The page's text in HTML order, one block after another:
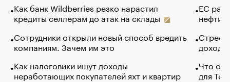
Как банк Wildberries резко нарастил
кредиты селлерам до атак на склады
Сотрудники открыли новый способ вредить
компаниям. Зачем им это
Как налоговики ищут доходы
неработающих покупателей яхт и квартир
ЕС
нефти
Что
для